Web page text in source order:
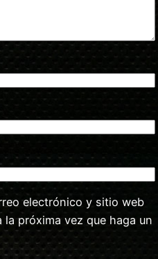
electrónico y sitio web
próxima vez que haga un